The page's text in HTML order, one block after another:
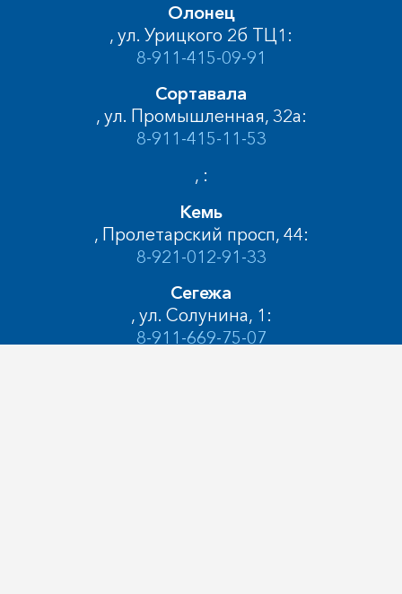
Олонец
, ул. Урицкого 2б ТЦ1:
8-911-415-09-91
Сортавала
, ул. Промышленная, 32а:
8-911-415-11-53
, :
Кемь
, Пролетарский просп, 44:
8-921-012-91-33
Сегежа
, ул. Солунина, 1:
8-911-669-75-07